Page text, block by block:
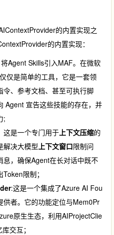
的内置实现之
的内置实现：
Agent Skills引入MAF。在微软
仅是简单的工具，它是一套领
、参考文档、甚至可执行脚
Agent 宣告这些技能的存在，并
;
这是一个专门用于 上下文压缩的
解决大模型 上下文窗口限制问
息，确保Agent在长对话中既不
限制；
:这是一个集成了Azure AI Fou
供者。它的功能定位与Mem0Pr
原生生态，利用AIProjectClie
交互；